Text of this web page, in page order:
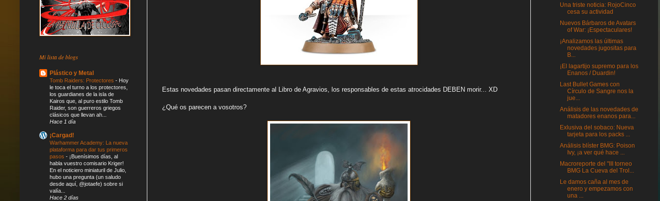
Estas novedades pasan directamente al Libro de Agravios, los responsables de estas atrocidades DEBEN morir... XD
¿Qué os parecen a vosotros?
Mi lista de blogs
Plástico y Metal
Tomb Raiders: Protectores - Hoy
le toca el turno a los protectores,
los guardianes de la isla de
Kairos que, al puro estilo Tomb
Raider, son guerreros griegos
clásicos que llevan ah...
Hace 1 día
¡Cargad!
Warhammer Academy: La nueva
plataforma para dar tus primeros
pasos - ¡Buenísimos días, al
habla vuestro comisario Kriger!
En el noticiero miniaturil de Julio,
hubo una pregunta (un saludo
desde aquí, @jotaefe) sobre si
valía...
Hace 2 días
Una triste noticia: RojoCinco
cesa su actividad
Nuevos Bárbaros de Avatars
of War: ¡Espectaculares!
¡Analizamos las últimas
novedades jugositas para
B...
¡El lagartijo supremo para los
Enanos / Duardin!
Last Bullet Games con
Círculo de Sangre nos la
jue...
Análisis de las novedades de
matadores enanos para...
Exlusiva del sobaco: Nueva
tarjeta para los packs ...
Análisis blíster BMG: Poison
Ivy, ¡a ver qué hace ...
Macroreporte del "III torneo
BMG La Cueva del Trol...
Le damos caña al mes de
enero y empezamos con
una ...